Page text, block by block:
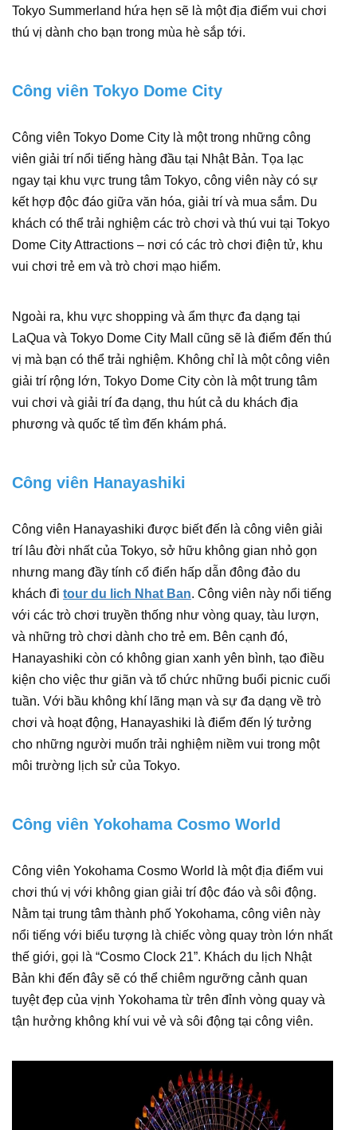
Tokyo Summerland hứa hẹn sẽ là một địa điểm vui chơi
thú vị dành cho bạn trong mùa hè sắp tới.
Công viên Tokyo Dome City
Công viên Tokyo Dome City là một trong những công
viên giải trí nổi tiếng hàng đầu tại Nhật Bản. Tọa lạc
ngay tại khu vực trung tâm Tokyo, công viên này có sự
kết hợp độc đáo giữa văn hóa, giải trí và mua sắm. Du
khách có thể trải nghiệm các trò chơi và thú vui tại Tokyo
Dome City Attractions – nơi có các trò chơi điện tử, khu
vui chơi trẻ em và trò chơi mạo hiểm.
Ngoài ra, khu vực shopping và ẩm thực đa dạng tại
LaQua và Tokyo Dome City Mall cũng sẽ là điểm đến thú
vị mà bạn có thể trải nghiệm. Không chỉ là một công viên
giải trí rộng lớn, Tokyo Dome City còn là một trung tâm
vui chơi và giải trí đa dạng, thu hút cả du khách địa
phương và quốc tế tìm đến khám phá.
Công viên Hanayashiki
Công viên Hanayashiki được biết đến là công viên giải
trí lâu đời nhất của Tokyo, sở hữu không gian nhỏ gọn
nhưng mang đầy tính cổ điển hấp dẫn đông đảo du
khách đi tour du lich Nhat Ban. Công viên này nổi tiếng
với các trò chơi truyền thống như vòng quay, tàu lượn,
và những trò chơi dành cho trẻ em. Bên cạnh đó,
Hanayashiki còn có không gian xanh yên bình, tạo điều
kiện cho việc thư giãn và tổ chức những buổi picnic cuối
tuần. Với bầu không khí lãng mạn và sự đa dạng về trò
chơi và hoạt động, Hanayashiki là điểm đến lý tưởng
cho những người muốn trải nghiệm niềm vui trong một
môi trường lịch sử của Tokyo.
Công viên Yokohama Cosmo World
Công viên Yokohama Cosmo World là một địa điểm vui
chơi thú vị với không gian giải trí độc đáo và sôi động.
Nằm tại trung tâm thành phố Yokohama, công viên này
nổi tiếng với biểu tượng là chiếc vòng quay tròn lớn nhất
thế giới, gọi là “Cosmo Clock 21”. Khách du lịch Nhật
Bản khi đến đây sẽ có thể chiêm ngưỡng cảnh quan
tuyệt đẹp của vịnh Yokohama từ trên đỉnh vòng quay và
tận hưởng không khí vui vẻ và sôi động tại công viên.